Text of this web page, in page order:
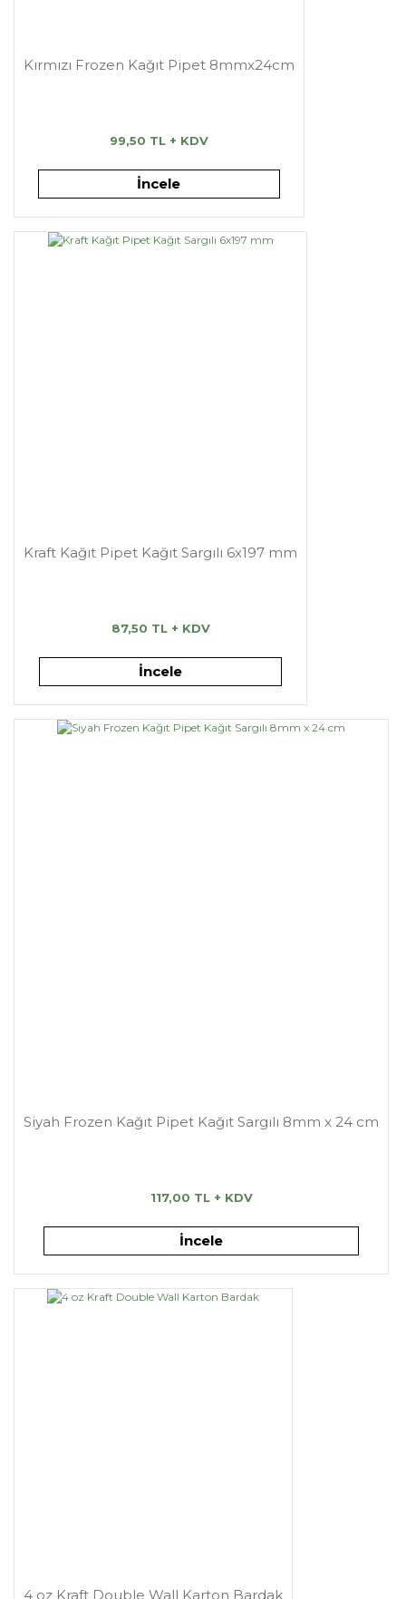
Kırmızı Frozen Kağıt Pipet 8mmx24cm
99,50 TL + KDV
İncele
Kraft Kağıt Pipet Kağıt Sargılı 6x197 mm
87,50 TL + KDV
İncele
Siyah Frozen Kağıt Pipet Kağıt Sargılı 8mm x 24 cm
117,00 TL + KDV
İncele
4 oz Kraft Double Wall Karton Bardak